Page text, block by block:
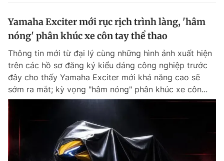
Tổng thư ký tòa soạn: Đức Trung
Giấy phép xuất bản số 110/GP - BTTTT cấp ngày 24.3.2020
© 2003-2026 Bản quyền thuộc về Báo Thanh Niên. Cấm sao chép
dưới mọi hình thức nếu không có sự chấp thuận bằng văn bản.
Phát triển bởi ePi Technologies, JSC.
Yamaha Exciter mới rục rịch trình làng, 'hâm
nóng' phân khúc xe côn tay thể thao
Thông tin mới từ đại lý cùng những hình ảnh xuất hiện
trên các hồ sơ đăng ký kiểu dáng công nghiệp trước
đây cho thấy Yamaha Exciter mới khả năng cao sẽ
sớm ra mắt; kỳ vọng "hâm nóng" phân khúc xe côn...